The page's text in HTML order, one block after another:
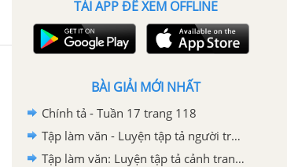
TẢI APP ĐỂ XEM OFFLINE
BÀI GIẢI MỚI NHẤT
Chính tả - Tuần 17 trang 118
Tập làm văn - Luyện tập tả người trang 108, 109
Tập làm văn: Luyện tập tả cảnh trang 34 SGK Tiếng Việt 5 tập 1